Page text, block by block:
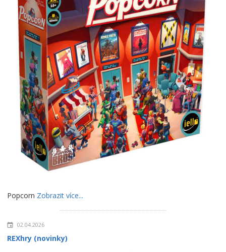
Popcorn Zobrazit více...
02.04.2026
REXhry (novinky)